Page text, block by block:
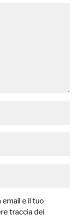
e il tuo
traccia dei